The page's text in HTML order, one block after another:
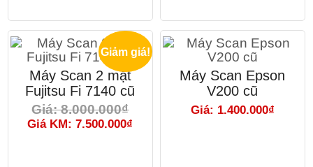
Giảm giá!
Máy Scan 2 mặt
Fujitsu Fi 7140 cũ
Giá: 8.000.000₫
Giá KM: 7.500.000₫
Máy Scan Epson
V200 cũ
Giá: 1.400.000₫